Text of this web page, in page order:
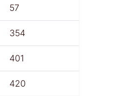
57
354
401
420